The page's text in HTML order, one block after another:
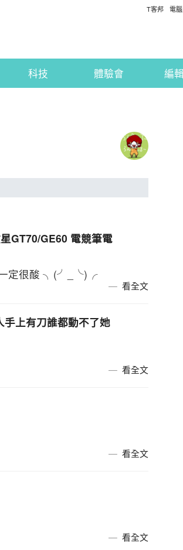
T客邦 電
科技 體驗會 編
GT70/GE60 電競筆電
一定很酸 ╮(╯_╰)╭
看全文
上有刀誰都動不了她
看全文
看全文
看全文